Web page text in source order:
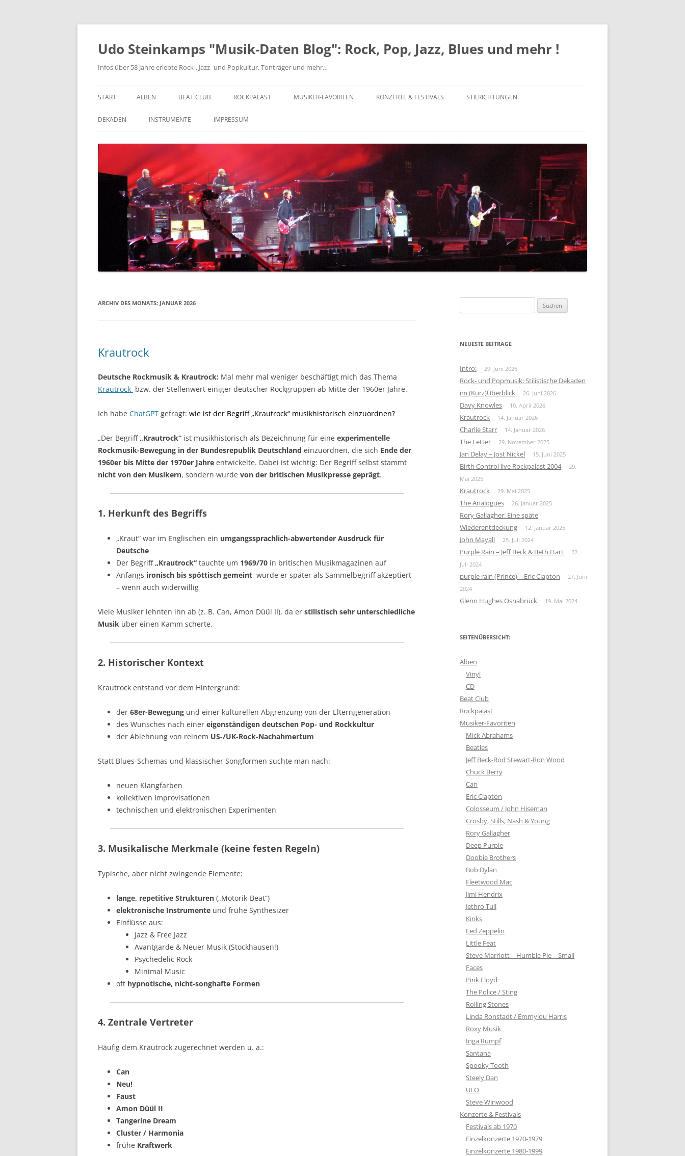
Zum
springen
Udo Steinkamps "Musik-Daten Blog": Rock, Pop, Jazz, Blues und mehr !
Infos über 58 Jahre erlebte Rock-, Jazz- und Popkultur, Tonträger und mehr…
START ALBEN
VINYL
BEAT CLUB ROCKPALAST MUSIKER-FAVORITEN
JEFF BECK-ROD STEWART-RON
WOOD
CHUCK BERRY
CAN
ERIC CLAPTON
COLOSSEUM / JOHN HISEMAN
FLEETWOOD MAC
KINKS
LED ZEPPELIN
PINK FLOYD
THE POLICE / STING
HARRIS
UFO
STEVE WINWOOD
KONZERTE & FESTIVALS
EINZELKONZERTE 1980-1999
MUSIKCLUB HYDE PARK
MAIWOCHE – OSNABRÜCK
STILRICHTUNGEN
SOUL/FUNK/R&B
COUNTRY / COUNTRY-ROCK /
FOLK-ROCK
KRAUTROCK
DEKADEN
DIE 1960ER JAHRE
DIE 1970ER JAHRE
DIE 1980ER JAHRE
DIE 2000ER JAHRE
DIE 2010ER JAHRE
INSTRUMENTE
GITARRE
KEYBOARD
SCHLAGZEUG
BLASINSTRUMENTE
IMPRESSUM
ARCHIV DES MONATS: JANUAR 2026
Krautrock
Deutsche Rockmusik & Krautrock: Mal mehr mal weniger beschäftigt mich das Thema
Krautrock bzw. der Stellenwert einiger deutscher Rockgruppen ab Mitte der 1960er Jahre.
Ich habe ChatGPT gefragt: wie ist der Begriff „Krautrock“ musikhistorisch einzuordnen?
„Der Begriff „Krautrock“ ist musikhistorisch als Bezeichnung für eine experimentelle
Rockmusik-Bewegung in der Bundesrepublik Deutschland einzuordnen, die sich Ende der
1960er bis Mitte der 1970er Jahre entwickelte. Dabei ist wichtig: Der Begriff selbst stammt
nicht von den Musikern, sondern wurde von der britischen Musikpresse geprägt.
1. Herkunft des Begriffs
„Kraut“ war im Englischen ein umgangssprachlich-abwertender Ausdruck für
Deutsche
Der Begriff „Krautrock“ tauchte um 1969/70 in britischen Musikmagazinen auf
Anfangs ironisch bis spöttisch gemeint, wurde er später als Sammelbegriff akzeptiert
– wenn auch widerwillig
Viele Musiker lehnten ihn ab (z. B. Can, Amon Düül II), da er stilistisch sehr unterschiedliche
Musik über einen Kamm scherte.
2. Historischer Kontext
Krautrock entstand vor dem Hintergrund:
der 68er-Bewegung und einer kulturellen Abgrenzung von der Elterngeneration
des Wunsches nach einer eigenständigen deutschen Pop- und Rockkultur
der Ablehnung von reinem US-/UK-Rock-Nachahmertum
Statt Blues-Schemas und klassischer Songformen suchte man nach:
neuen Klangfarben
kollektiven Improvisationen
technischen und elektronischen Experimenten
3. Musikalische Merkmale (keine festen Regeln)
Typische, aber nicht zwingende Elemente:
lange, repetitive Strukturen („Motorik-Beat“)
elektronische Instrumente und frühe Synthesizer
Einflüsse aus:
Jazz & Free Jazz
Avantgarde & Neuer Musik (Stockhausen!)
Psychedelic Rock
Minimal Music
oft hypnotische, nicht-songhafte Formen
4. Zentrale Vertreter
Häufig dem Krautrock zugerechnet werden u. a.:
Can
Neu!
Faust
Amon Düül II
Tangerine Dream
Cluster / Harmonia
frühe Kraftwerk
nach:
NEUESTE BEITRÄGE
Intro: 29. Juni 2026
Rock- und Popmusik: Stilistische Dekaden
im (Kurz)Überblick
26. Juni 2026
Davy Knowles 10. April 2026
Krautrock 14. Januar 2026
Charlie Starr 14. Januar 2026
The Letter 29. November 2025
Jan Delay – Jost Nickel 15. Juni 2025
Birth Control live Rockpalast 2004
29.
Mai 2025
Krautrock 29. Mai 2025
The Analogues 26. Januar 2025
Rory Gallagher: Eine späte
Wiederentdeckung
12. Januar 2025
John Mayall 25. Juli 2024
Purple Rain – Jeff Beck & Beth Hart
22.
Juli 2024
purple rain (Prince) – Eric Clapton
27. Juni
2024
Glenn Hughes Osnabrück 19. Mai 2024
SEITENÜBERSICHT:
Alben
Vinyl
CD
Beat Club
Rockpalast
Musiker-Favoriten
Mick Abrahams
Beatles
Jeff Beck-Rod Stewart-Ron Wood
Chuck Berry
Can
Eric Clapton
Colosseum / John Hiseman
Crosby, Stills, Nash & Young
Rory Gallagher
Deep Purple
Doobie Brothers
Bob Dylan
Fleetwood Mac
Jimi Hendrix
Jethro Tull
Kinks
Led Zeppelin
Little Feat
Steve Marriott – Humble Pie – Small
Faces
Pink Floyd
The Police / Sting
Rolling Stones
Linda Ronstadt / Emmylou Harris
Roxy Musik
Inga Rumpf
Santana
Spooky Tooth
Steely Dan
UFO
Steve Winwood
Konzerte & Festivals
Festivals ab 1970
Einzelkonzerte 1970-1979
Einzelkonzerte 1980-1999